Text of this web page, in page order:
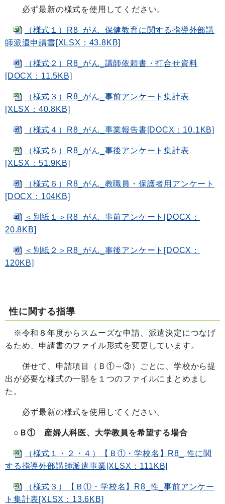
必ず最新の様式を使用してください。
（様式１）R8_がん_保健教育に関する指導外部講
師派遣申請書[XLSX：43.8KB]
（様式２）R8_がん_講師依頼書・打合せ資料
[DOCX：11.5KB]
（様式３）R8_がん_事前アンケート集計表
[XLSX：40.8KB]
（様式４）R8_がん_事業報告書[DOCX：10.1KB]
（様式５）R8_がん_事後アンケート集計表
[XLSX：51.9KB]
（様式６）R8_がん_教職員・保護者用アンケート
[DOCX：104KB]
＜別紙１＞R8_がん_事前アンケート[DOCX：
20.8KB]
＜別紙２＞R8_がん_事後アンケート[DOCX：
120KB]
性に関する指導
※令和８年度からスムーズな申請、派遣決定につなげ
るため、申請書のファイル形式を変更しています。
併せて、申請項目（Ｂ①～③）ごとに、学校から提
出が必要な様式の一部を１つのファイルにまとめまし
た。
必ず最新の様式を使用してください。
○Ｂ① 産婦人科医、大学教員を希望する場合
（様式１・２・４）【Ｂ①・学校名】R8_ 性に関
する指導外部講師派遣事業[XLSX：111KB]
（様式３）【Ｂ①・学校名】R8_性_事前アンケー
ト集計表[XLSX：13.6KB]